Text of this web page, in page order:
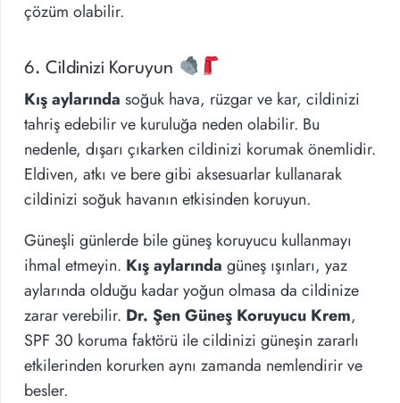
çözüm olabilir.
6. Cildinizi Koruyun
Kış aylarında soğuk hava, rüzgar ve kar, cildinizi
tahriş edebilir ve kuruluğa neden olabilir. Bu
nedenle, dışarı çıkarken cildinizi korumak önemlidir.
Eldiven, atkı ve bere gibi aksesuarlar kullanarak
cildinizi soğuk havanın etkisinden koruyun.
Güneşli günlerde bile güneş koruyucu kullanmayı
ihmal etmeyin. Kış aylarında güneş ışınları, yaz
aylarında olduğu kadar yoğun olmasa da cildinize
zarar verebilir. Dr. Şen Güneş Koruyucu Krem,
SPF 30 koruma faktörü ile cildinizi güneşin zararlı
etkilerinden korurken aynı zamanda nemlendirir ve
besler.